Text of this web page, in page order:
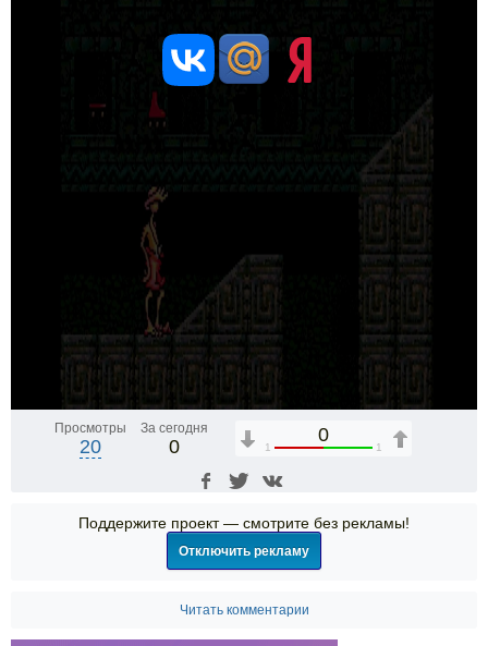
Просмотры
20
За сегодня
0
0
1 1
Поддержите проект — смотрите без рекламы!
Отключить рекламу
Читать комментарии